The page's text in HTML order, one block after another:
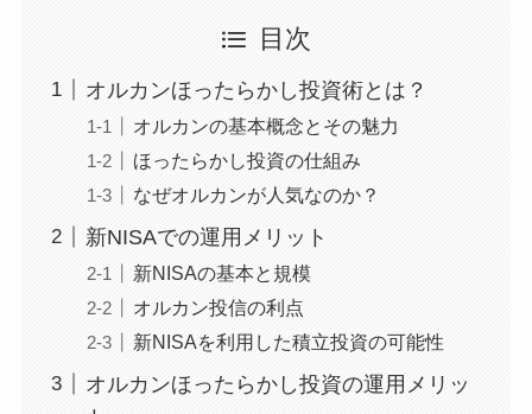
目次
オルカンほったらかし投資術とは？
オルカンの基本概念とその魅力
ほったらかし投資の仕組み
なぜオルカンが人気なのか？
新NISAでの運用メリット
新NISAの基本と規模
オルカン投信の利点
新NISAを利用した積立投資の可能性
オルカンほったらかし投資の運用メリッ